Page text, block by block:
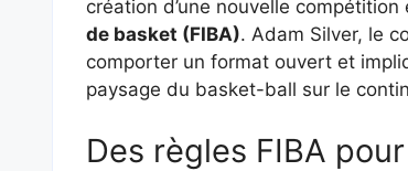
création d’une nouvelle
de basket (FIBA). Adam Silver, le
comporter un format ouvert et
paysage du basket-ball sur le
Des règles FIBA